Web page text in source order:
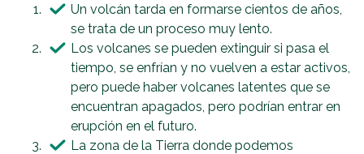
Un volcán tarda en formarse cientos de años,
se trata de un proceso muy lento.
Los volcanes se pueden extinguir si pasa el
tiempo, se enfrían y no vuelven a estar activos,
pero puede haber volcanes latentes que se
encuentran apagados, pero podrían entrar en
erupción en el futuro.
La zona de la Tierra donde podemos